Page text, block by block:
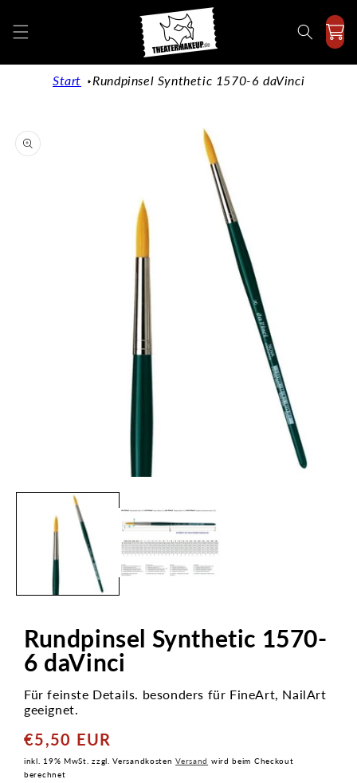
Inhalt
Start Rundpinsel Synthetic 1570-6 daVinci
Rundpinsel Synthetic 1570-
6 daVinci
Für feinste Details. besonders für FineArt, NailArt
geeignet.
Normaler
Preis
€5,50 EUR
inkl. 19% MwSt. zzgl. VersandkostenVersand wird beim Checkout
berechnet